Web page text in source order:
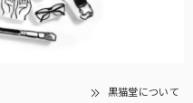
黒猫堂について